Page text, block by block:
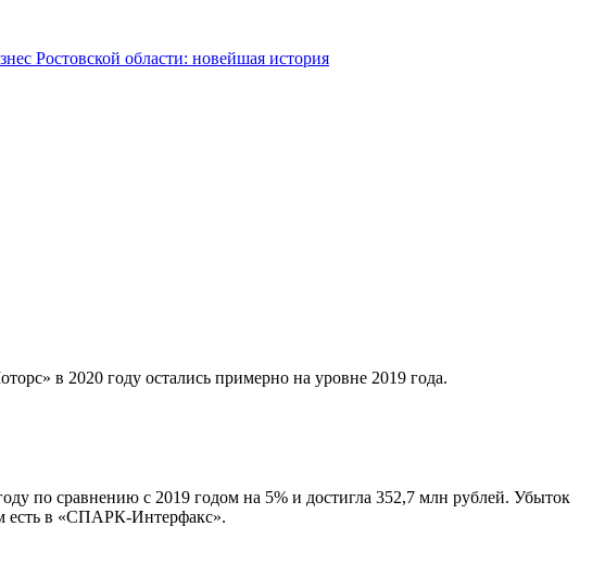
Ростовской области: новейшая история
в 2020 году остались примерно на уровне 2019 года.
по сравнению с 2019 годом на 5% и достигла 352,7 млн рублей. Убыток
есть в «СПАРК-Интерфакс».